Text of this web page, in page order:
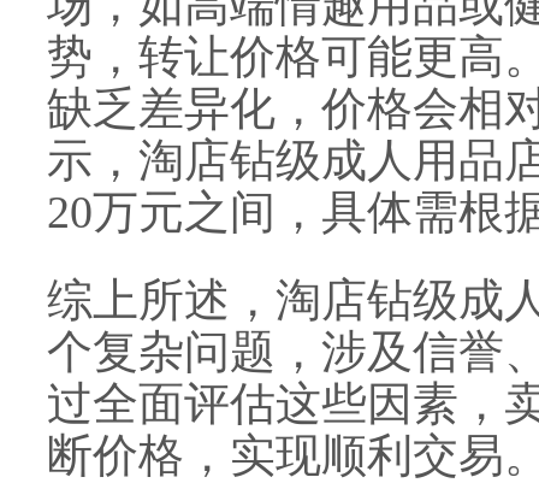
势，转让价格可能更高
缺乏差异化，价格会相
示，淘店钻级成人用品
20万元之间，具体需根
综上所述，淘店钻级成
个复杂问题，涉及信誉
过全面评估这些因素，
断价格，实现顺利交易